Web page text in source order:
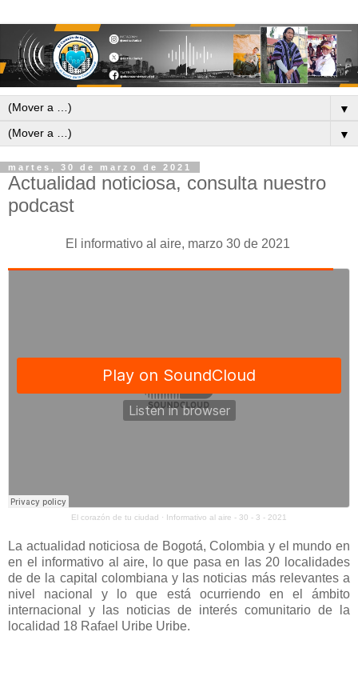
▼
▼
martes, 30 de marzo de 2021
Actualidad noticiosa, consulta nuestro
podcast
El informativo al aire, marzo 30 de 2021
El corazón de tu ciudad · Informativo al aire - 30 - 3 - 2021
La actualidad noticiosa de Bogotá, Colombia y el mundo en
en el informativo al aire, lo que pasa en las 20 localidades
de de la capital colombiana y las noticias más relevantes a
nivel nacional y lo que está ocurriendo en el ámbito
internacional y las noticias de interés comunitario de la
localidad 18 Rafael Uribe Uribe.